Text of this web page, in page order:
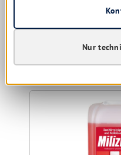
Produktgalerie überspringen
Nur